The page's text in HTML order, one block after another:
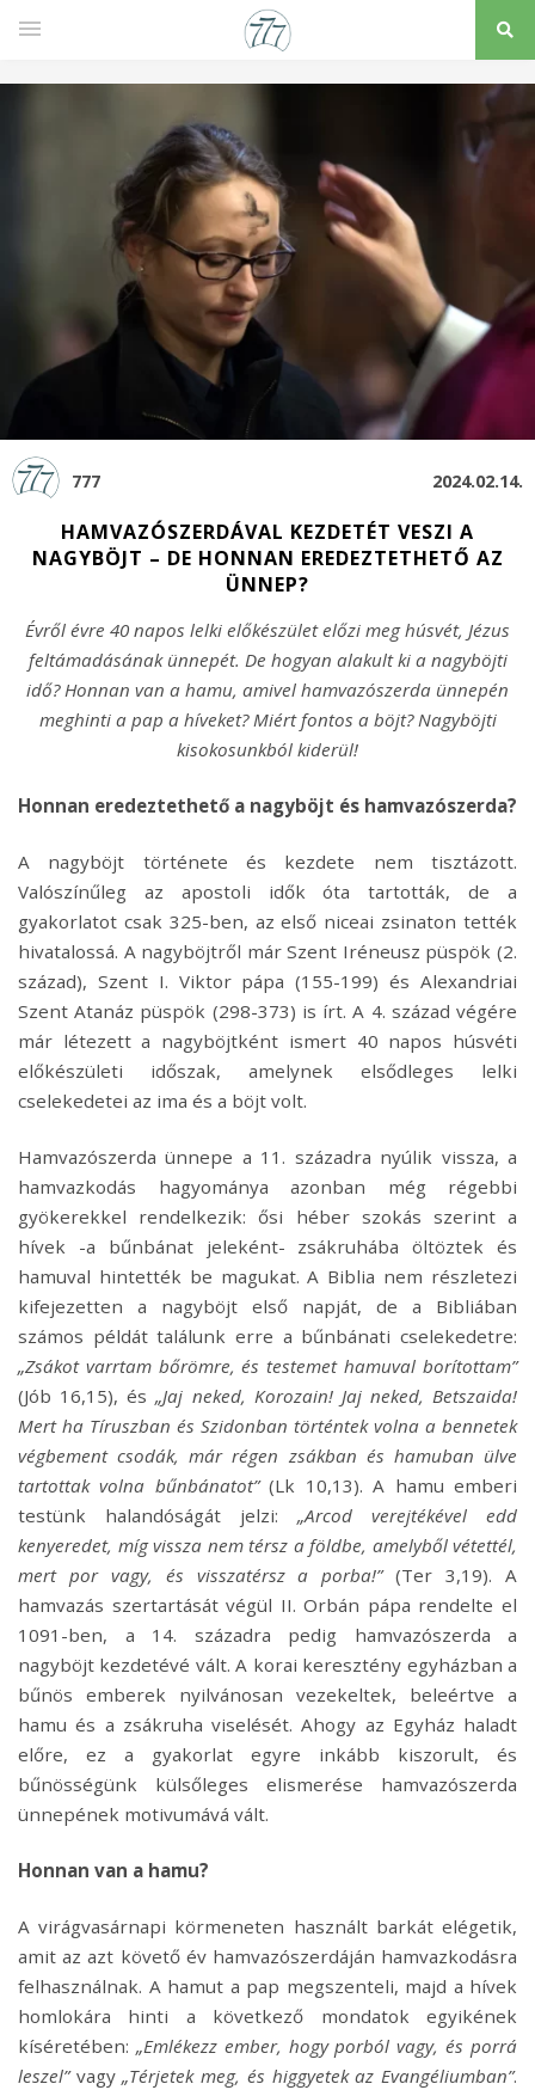
777 2024.02.14.
HAMVAZÓSZERDÁVAL KEZDETÉT VESZI A
NAGYBÖJT – DE HONNAN EREDEZTETHETŐ AZ
ÜNNEP?
Évről évre 40 napos lelki előkészület előzi meg húsvét, Jézus
feltámadásának ünnepét. De hogyan alakult ki a nagyböjti
idő? Honnan van a hamu, amivel hamvazószerda ünnepén
meghinti a pap a híveket? Miért fontos a böjt? Nagyböjti
kisokosunkból kiderül!
Honnan eredeztethető a nagyböjt és hamvazószerda?
A nagyböjt története és kezdete nem tisztázott.
Valószínűleg az apostoli idők óta tartották, de a
gyakorlatot csak 325-ben, az első niceai zsinaton tették
hivatalossá. A nagyböjtről már Szent Iréneusz püspök (2.
század), Szent I. Viktor pápa (155-199) és Alexandriai
Szent Atanáz püspök (298-373) is írt. A 4. század végére
már létezett a nagyböjtként ismert 40 napos húsvéti
előkészületi időszak, amelynek elsődleges lelki
cselekedetei az ima és a böjt volt.
Hamvazószerda ünnepe a 11. századra nyúlik vissza, a
hamvazkodás hagyománya azonban még régebbi
gyökerekkel rendelkezik: ősi héber szokás szerint a
hívek -a bűnbánat jeleként- zsákruhába öltöztek és
hamuval hintették be magukat. A Biblia nem részletezi
kifejezetten a nagyböjt első napját, de a Bibliában
számos példát találunk erre a bűnbánati cselekedetre:
„Zsákot varrtam bőrömre, és testemet hamuval borítottam”
(Jób 16,15), és„Jaj neked, Korozain! Jaj neked, Betszaida!
Mert ha Tíruszban és Szidonban történtek volna a bennetek
végbement csodák, már régen zsákban és hamuban ülve
tartottak volna bűnbánatot”(Lk 10,13). A hamu emberi
testünk halandóságát jelzi: „Arcod verejtékével edd
kenyeredet, míg vissza nem térsz a földbe, amelyből vétettél,
mert por vagy, és visszatérsz a porba!”(Ter 3,19). A
hamvazás szertartását végül II. Orbán pápa rendelte el
1091-ben, a 14. századra pedig hamvazószerda a
nagyböjt kezdetévé vált. A korai keresztény egyházban a
bűnös emberek nyilvánosan vezekeltek, beleértve a
hamu és a zsákruha viselését. Ahogy az Egyház haladt
előre, ez a gyakorlat egyre inkább kiszorult, és
bűnösségünk külsőleges elismerése hamvazószerda
ünnepének motivumává vált.
Honnan van a hamu?
A virágvasárnapi körmeneten használt barkát elégetik,
amit az azt követő év hamvazószerdáján hamvazkodásra
felhasználnak. A hamut a pap megszenteli, majd a hívek
homlokára hinti a következő mondatok egyikének
kíséretében: „Emlékezz ember, hogy porból vagy, és porrá
leszel”vagy„Térjetek meg, és higgyetek az Evangéliumban”.